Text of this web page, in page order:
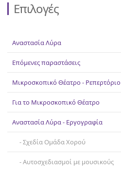
Αρχική
Αναστασία Λύρα
Επικοινωνία
Επιλογές
Αναστασία Λύρα
Επόμενες παραστάσεις
Μικροσκοπικό Θέατρο - Ρεπερτόριο
Για το Μικροσκοπικό Θέατρο
Αναστασία Λύρα - Εργογραφία
Σχεδία Ομάδα Χορού
Αυτοσχεδιασμοί με μουσικούς